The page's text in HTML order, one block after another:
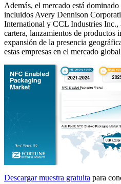
Además, el mercado está
incluidos Avery Dennison
International y CCL Industries Inc.,
cartera, lanzamientos de productos
expansión de la presencia
estas empresas en el mercado
Descargar muestra gratuita para